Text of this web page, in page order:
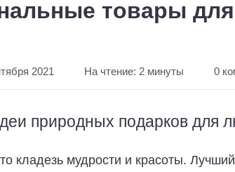
товары
2021 На чтение: 2 минуты 0
природных подарков для
кладезь мудрости и красоты.